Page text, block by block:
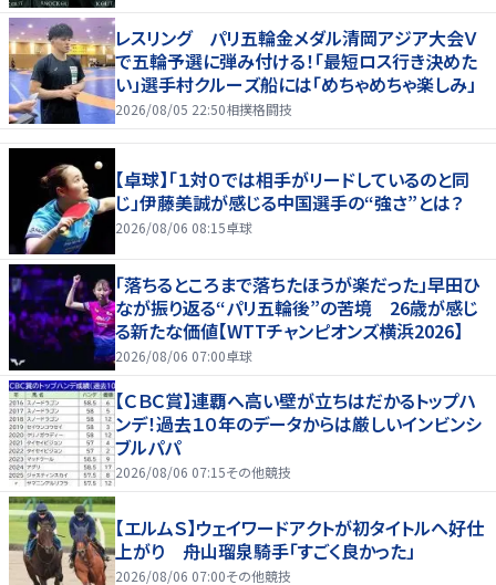
レスリング パリ五輪金メダル清岡アジア大会Ｖ
で五輪予選に弾み付ける！「最短ロス行き決めた
い」選手村クルーズ船には「めちゃめちゃ楽しみ」
2026/08/05 22:50相撲格闘技
【卓球】「１対０では相手がリードしているのと同
じ」伊藤美誠が感じる中国選手の“強さ”とは？
2026/08/06 08:15卓球
「落ちるところまで落ちたほうが楽だった」早田ひ
なが振り返る“パリ五輪後”の苦境 26歳が感じ
る新たな価値【WTTチャンピオンズ横浜2026】
2026/08/06 07:00卓球
【ＣＢＣ賞】連覇へ高い壁が立ちはだかるトップハ
ンデ！過去１０年のデータからは厳しいインビンシ
ブルパパ
2026/08/06 07:15その他競技
【エルムＳ】ウェイワードアクトが初タイトルへ好仕
上がり 舟山瑠泉騎手「すごく良かった」
2026/08/06 07:00その他競技